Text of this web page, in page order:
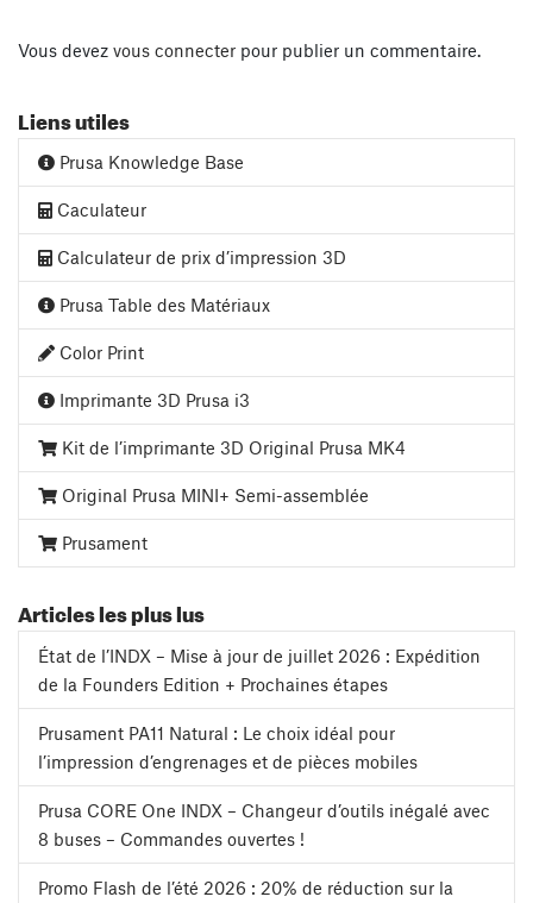
Vous devez vous connecter pour publier un commentaire.
Liens utiles
Prusa Knowledge Base
Caculateur
Calculateur de prix d’impression 3D
Prusa Table des Matériaux
Color Print
Imprimante 3D Prusa i3
Kit de l’imprimante 3D Original Prusa MK4
Original Prusa MINI+ Semi-assemblée
Prusament
Articles les plus lus
État de l’INDX – Mise à jour de juillet 2026 : Expédition
de la Founders Edition + Prochaines étapes
Prusament PA11 Natural : Le choix idéal pour
l’impression d’engrenages et de pièces mobiles
Prusa CORE One INDX – Changeur d’outils inégalé avec
8 buses – Commandes ouvertes !
Promo Flash de l’été 2026 : 20% de réduction sur la